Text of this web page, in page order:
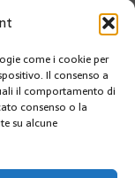
come i cookie per
Il consenso a
il comportamento di
consenso o la
su alcune